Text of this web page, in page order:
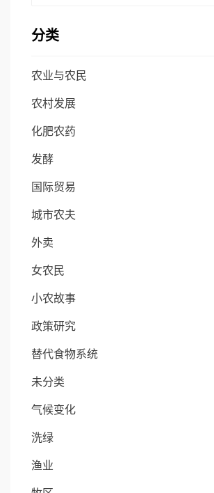
分类
农业与农民
农村发展
化肥农药
发酵
国际贸易
城市农夫
外卖
女农民
小农故事
政策研究
替代食物系统
未分类
气候变化
洗绿
渔业